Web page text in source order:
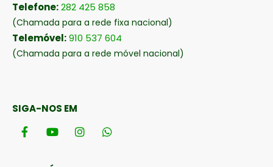
Telefone:282 425 858
(Chamada para a rede fixa nacional)
Telemóvel:910 537 604
(Chamada para a rede móvel nacional)
SIGA-NOS EM